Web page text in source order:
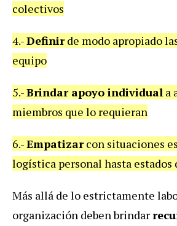
colectivos
4.-Definirde modo apropiado
equipo
5.-Brindar apoyo individual a
miembros que lo requieran
6.-Empatizarcon situaciones
logística personal hasta estados
Más allá de lo estrictamente
organización deben brindar